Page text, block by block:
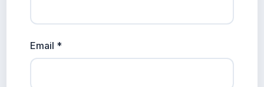
Email *